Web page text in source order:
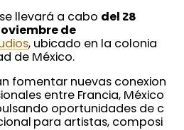
llevará a cabo del 28
de
, ubicado en la colonia
de México.
fomentar nuevas conexion
entre Francia, México
oportunidades de c
para artistas, composi